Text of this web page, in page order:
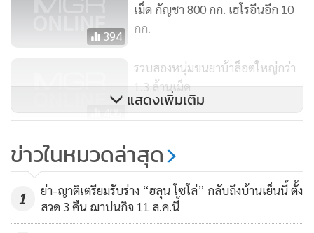
ซึ่งเป็นตัวการใหญ่ในการค้ากัญชาออนไลน์ แต่ได้รับการประกัน
ตัวออกมา และหวนกลับไปขายกัญชาออนไลน์อีกครั้ง ด้วยการ
สร้างกรุ๊ปไลน์ 3 กลุ่ม มีสมาชิกประมาณ 900 คน จึงให้ตำรวจแฝง
ตัวเข้าไปเป็นสมาชิกเพื่อสืบทราบพฤติการณ์ของผู้ต้องหา
ประกอบกับการสืบสวนในเชิงลึก จนทราบข้อมูลที่แน่ชัดทั้งหมด
คือเมื่อสั่งซื้อกัญชาแล้วเงินจะถูกโอนไปยังบัญชีของ น.ส.อ้อน
ที่พักอยู่บ้านของนายบอสนำมาแพกบรรจุลงในกล่องพัสดุ นำไป
ส่งที่ขนส่งเอกชนให้ลูกค้าทั่วประเทศ
โดยมียอดจัดส่งประมาณวันละ 10-20 กล่องเป็นอย่างน้อย ต่อมา
394
เม็ด กัญชา 800 กก. เฮโรอีนอีก 10
กก.
405
รวบสองหนุ่มขนยาบ้าล็อตใหญ่กว่า
1.3 ล้านเม็ด
4,346
UWSA หรา ขนยาปะทะกองกำลังผา
เมืองถูกสอยดับคาชายแดนเชียงดาว
แสดงเพิ่มเติม
ข่าวในหมวดล่าสุด
1
ย่า-ญาติเตรียมรับร่าง “ฮลุน โซโล่” กลับถึงบ้านเย็นนี้ ตั้ง
สวด 3 คืน ฌาปนกิจ 11 ส.ค.นี้